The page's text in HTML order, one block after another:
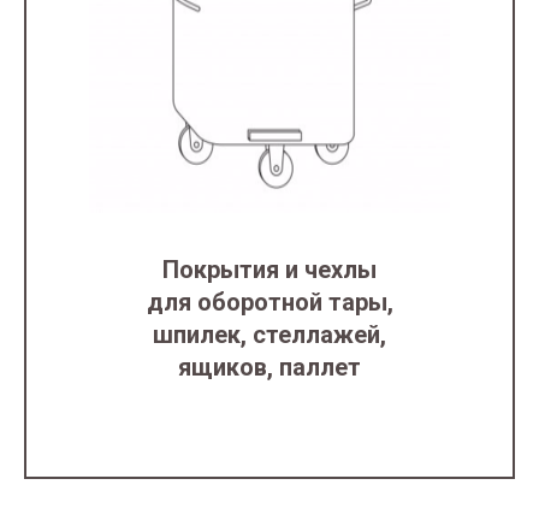
Покрытия и чехлы
для оборотной тары,
шпилек, стеллажей,
ящиков, паллет